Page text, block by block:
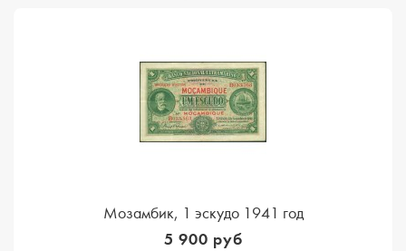
Мозамбик, 1 эскудо 1941 год
5 900 руб